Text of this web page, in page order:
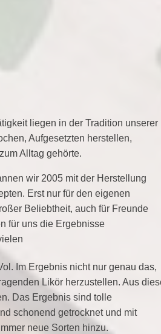
liegen in der Tradition unserer
Aufgesetzten herstellen,
Alltag gehörte.
wir 2005 mit der Herstellung
Erst nur für den eigenen
Beliebtheit, auch für Freunde
für uns die Ergebnisse
Im Ergebnis nicht nur genau das,
Likör herzustellen. Aus
Das Ergebnis sind tolle
schonend getrocknet und mit
neue Sorten hinzu.